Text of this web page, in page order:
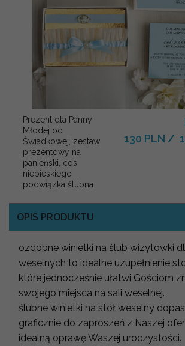
Prezent dla Panny
Młodej od
Świadkowej, zestaw
prezentowy na
panieński, cos
niebieskiego
podwiązka ślubna
130 PLN /
OPIS PRODUKTU
ozdobne winietki na ślub wizytówki
weselnych to idealne uzupełnienie
które jednocześnie ułatwi Gościom
swojego miejsca na sali weselnej.
ślubne winietki na stół weselny
graficznie do zaproszeń z Naszej
idealną oprawę Waszej uroczystości.